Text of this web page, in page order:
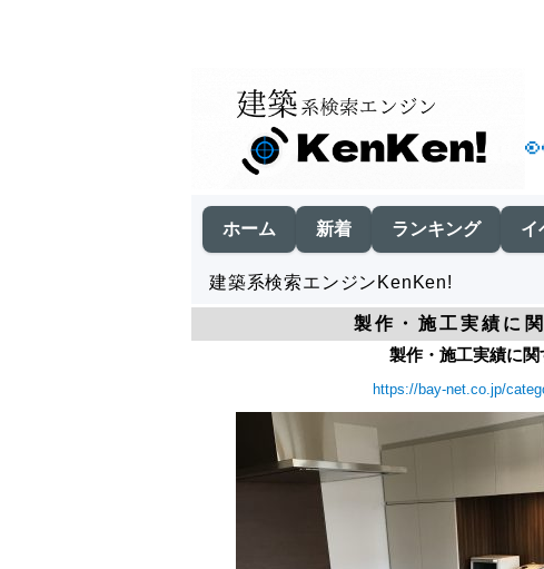
ホーム 新着 ランキング イ
建築系検索エンジンKenKen!
製作・施工実績に
製作・施工実績に
https://bay-net.co.jp/